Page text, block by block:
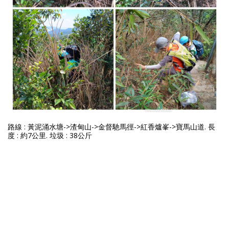
路線 : 黃泥涌水塘->渣甸山->金督馳馬徑->紅香爐峯->寶馬山道. 長
度 : 約7公里. 垃圾 : 38公斤